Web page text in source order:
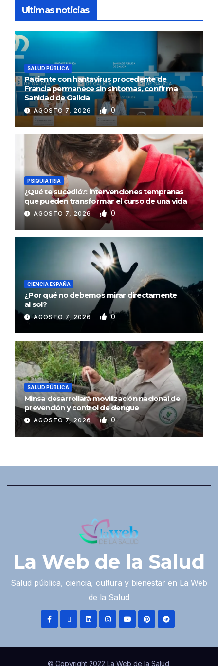
Ultimas noticias
SALUD PÚBLICA
Paciente con hantavirus procedente de
Francia permanece sin síntomas, confirma
Sanidad de Galicia
AGOSTO 7, 2026 0
PSIQUIATRÍA
¿Qué te sucedió?: intervenciones tempranas
que pueden transformar el curso de una vida
AGOSTO 7, 2026 0
CIENCIA ESPAÑA
¿Por qué no debemos mirar directamente
al sol?
AGOSTO 7, 2026 0
SALUD PÚBLICA
Minsa desarrollará movilización nacional de
prevención y control de dengue
AGOSTO 7, 2026 0
La Web de la Salud
Salud pública, ciencia, cultura y bienestar en La Web
de la Salud
© Copyright 2022 La Web de la Salud.